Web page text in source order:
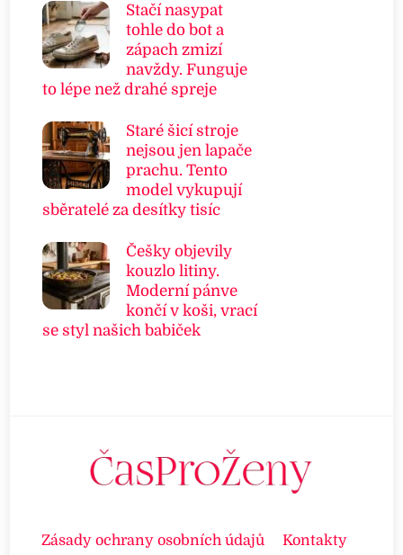
Stačí nasypat
tohle do bot a
zápach zmizí
navždy. Funguje
to lépe než drahé spreje
Staré šicí stroje
nejsou jen lapače
prachu. Tento
model vykupují
sběratelé za desítky tisíc
Češky objevily
kouzlo litiny.
Moderní pánve
končí v koši, vrací
se styl našich babiček
Zásady ochrany osobních údajů Kontakty